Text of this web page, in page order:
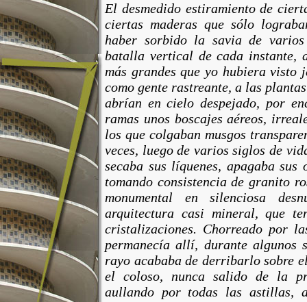
El desmedido estiramiento de
ciertas maderas que sólo
haber sorbido la savia de
batalla vertical de cada instante,
más grandes que yo hubiera visto
como gente rastreante, a las plantas
abrían en cielo despejado, por
ramas unos boscajesaéreos,
los quecolgaban musgos
veces, luego de varios siglos de
secaba sus líquenes, apagaba sus
tomando consistencia degranito
monumental ensilenciosa
arquitectura casi mineral,que
cristalizaciones. Chorreado por
permanecía allí, durantealgunos
rayo acababa de derribarlo sobre
el coloso, nunca salido de la
aullando portodas las astillas,